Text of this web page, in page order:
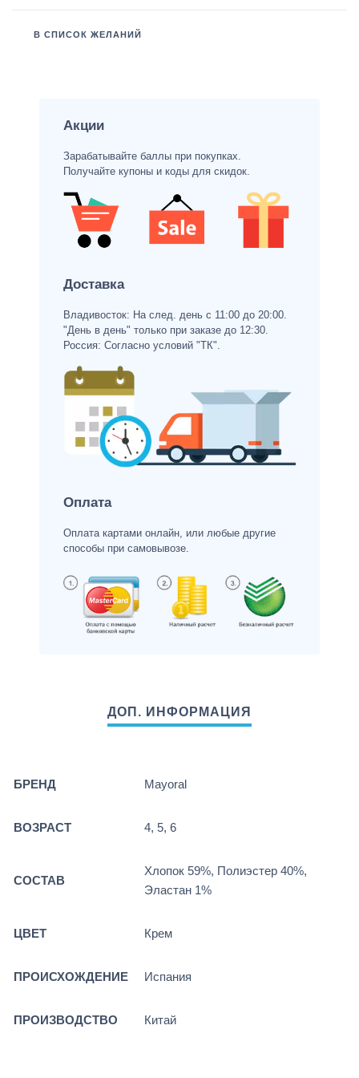
В СПИСОК ЖЕЛАНИЙ
Акции
Зарабатывайте баллы при покупках.
Получайте купоны и коды для скидок.
Доставка
Владивосток: На след. день с 11:00 до 20:00.
"День в день" только при заказе до 12:30.
Россия: Согласно условий "ТК".
Оплата
Оплата картами онлайн, или любые другие
способы при самовывозе.
БРЕНД Mayoral
ВОЗРАСТ 4, 5, 6
СОСТАВ
Хлопок 59%, Полиэстер 40%,
Эластан 1%
ЦВЕТ Крем
ПРОИСХОЖДЕНИЕ Испания
ПРОИЗВОДСТВО Китай